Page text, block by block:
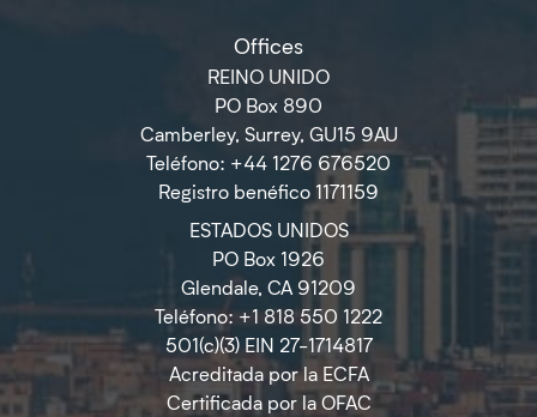
Offices
REINO UNIDO
PO Box 890
Camberley, Surrey, GU15 9AU
Teléfono: +44 1276 676520
Registro benéfico 1171159
ESTADOS UNIDOS
PO Box 1926
Glendale, CA 91209
Teléfono: +1 818 550 1222
501(c)(3) EIN 27-1714817
Acreditada por la ECFA
Certificada por la OFAC